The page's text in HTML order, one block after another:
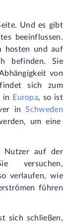
Und es gibt
beeinflussen.
hosten und auf
befinden. Sie
von
sich zum
in
Europa, so ist
inSchweden
um eine
Nutzer auf der
versuchen,
verlaufen, wie
führen
sich schließen,